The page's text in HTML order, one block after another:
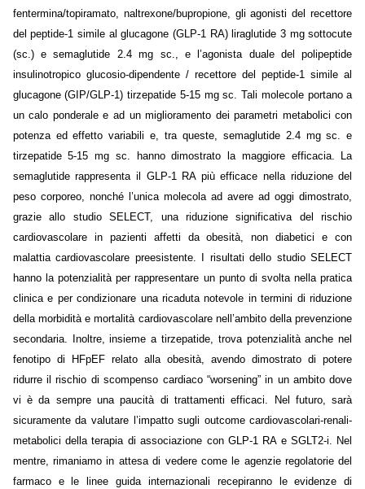
fentermina/topiramato, naltrexone/bupropione, gli agonisti del recettore
del peptide-1 simile al glucagone (GLP-1 RA) liraglutide 3 mg sottocute
(sc.) e semaglutide 2.4 mg sc., e l’agonista duale del polipeptide
insulinotropico glucosio-dipendente / recettore del peptide-1 simile al
glucagone (GIP/GLP-1) tirzepatide 5-15 mg sc. Tali molecole portano a
un calo ponderale e ad un miglioramento dei parametri metabolici con
potenza ed effetto variabili e, tra queste, semaglutide 2.4 mg sc. e
tirzepatide 5-15 mg sc. hanno dimostrato la maggiore efficacia. La
semaglutide rappresenta il GLP-1 RA più efficace nella riduzione del
peso corporeo, nonché l’unica molecola ad avere ad oggi dimostrato,
grazie allo studio SELECT, una riduzione significativa del rischio
cardiovascolare in pazienti affetti da obesità, non diabetici e con
malattia cardiovascolare preesistente. I risultati dello studio SELECT
hanno la potenzialità per rappresentare un punto di svolta nella pratica
clinica e per condizionare una ricaduta notevole in termini di riduzione
della morbidità e mortalità cardiovascolare nell’ambito della prevenzione
secondaria. Inoltre, insieme a tirzepatide, trova potenzialità anche nel
fenotipo di HFpEF relato alla obesità, avendo dimostrato di potere
ridurre il rischio di scompenso cardiaco “worsening” in un ambito dove
vi è da sempre una paucità di trattamenti efficaci. Nel futuro, sarà
sicuramente da valutare l’impatto sugli outcome cardiovascolari-renali-
metabolici della terapia di associazione con GLP-1 RA e SGLT2-i. Nel
mentre, rimaniamo in attesa di vedere come le agenzie regolatorie del
farmaco e le linee guida internazionali recepiranno le evidenze di